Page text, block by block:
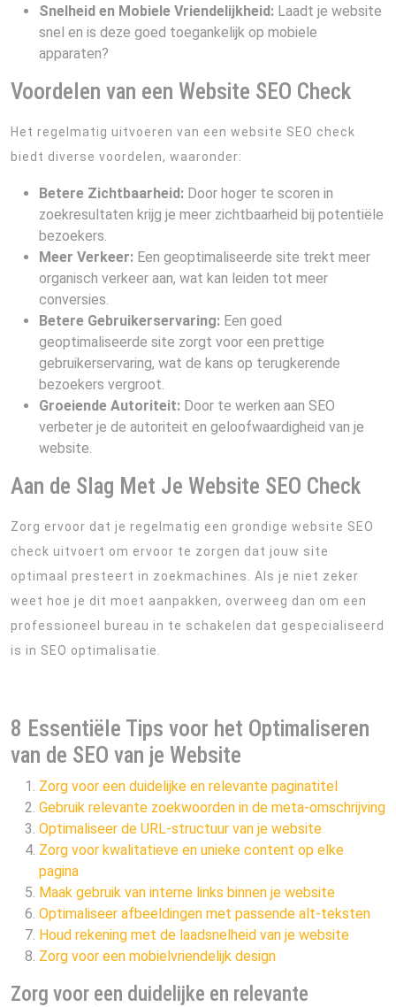
Snelheid en Mobiele Vriendelijkheid: Laadt je website
snel en is deze goed toegankelijk op mobiele
apparaten?
Voordelen van een Website SEO Check
Het regelmatig uitvoeren van een website SEO check
biedt diverse voordelen, waaronder:
Betere Zichtbaarheid: Door hoger te scoren in
zoekresultaten krijg je meer zichtbaarheid bij potentiële
bezoekers.
Meer Verkeer: Een geoptimaliseerde site trekt meer
organisch verkeer aan, wat kan leiden tot meer
conversies.
Betere Gebruikerservaring: Een goed
geoptimaliseerde site zorgt voor een prettige
gebruikerservaring, wat de kans op terugkerende
bezoekers vergroot.
Groeiende Autoriteit: Door te werken aan SEO
verbeter je de autoriteit en geloofwaardigheid van je
website.
Aan de Slag Met Je Website SEO Check
Zorg ervoor dat je regelmatig een grondige website SEO
check uitvoert om ervoor te zorgen dat jouw site
optimaal presteert in zoekmachines. Als je niet zeker
weet hoe je dit moet aanpakken, overweeg dan om een
professioneel bureau in te schakelen dat gespecialiseerd
is in SEO optimalisatie.
8 Essentiële Tips voor het Optimaliseren
van de SEO van je Website
Zorg voor een duidelijke en relevante paginatitel
Gebruik relevante zoekwoorden in de meta-omschrijving
Optimaliseer de URL-structuur van je website
Zorg voor kwalitatieve en unieke content op elke
pagina
Maak gebruik van interne links binnen je website
Optimaliseer afbeeldingen met passende alt-teksten
Houd rekening met de laadsnelheid van je website
Zorg voor een mobielvriendelijk design
Zorg voor een duidelijke en relevante